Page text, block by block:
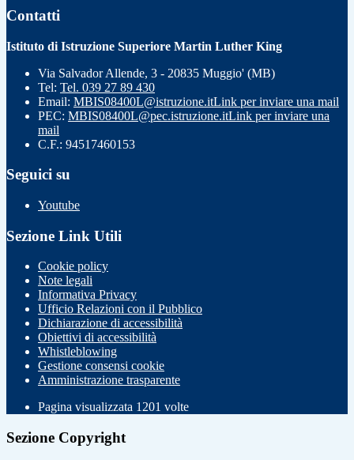
Contatti
Istituto di Istruzione Superiore Martin Luther King
Via Salvador Allende, 3 - 20835 Muggio' (MB)
Tel: Tel. 039 27 89 430
Email: MBIS08400L@istruzione.itLink per inviare una mail
PEC: MBIS08400L@pec.istruzione.itLink per inviare una
mail
C.F.: 94517460153
Seguici su
Youtube
Sezione Link Utili
Cookie policy
Note legali
Informativa Privacy
Ufficio Relazioni con il Pubblico
Dichiarazione di accessibilità
Obiettivi di accessibilità
Whistleblowing
Gestione consensi cookie
Amministrazione trasparente
Pagina visualizzata 1201 volte
Sezione Copyright